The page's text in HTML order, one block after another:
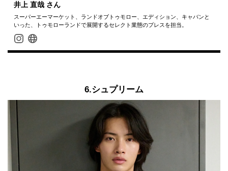
井上 直哉 さん
スーパーエーマーケット、ランドオブトゥモロー、エディション、キャバンと
いった、トゥモローランドで展開するセレクト業態のプレスを担当。
6.シュプリーム